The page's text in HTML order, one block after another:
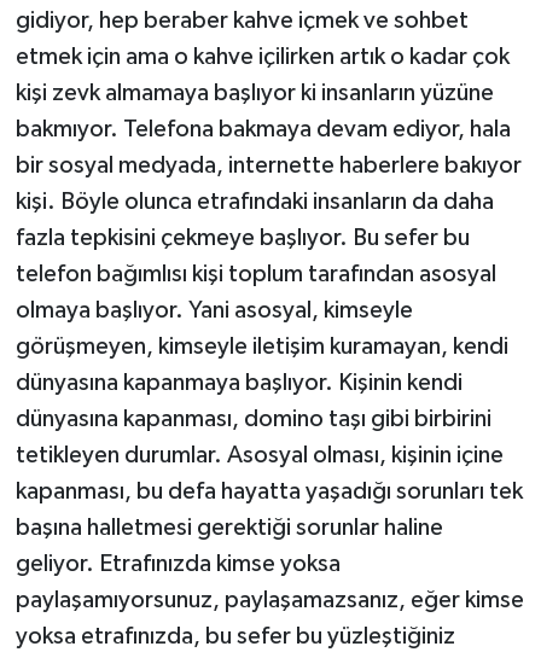
gidiyor, hep beraber kahve içmek ve sohbet
etmek için ama o kahve içilirken artık o kadar çok
kişi zevk almamaya başlıyor ki insanların yüzüne
bakmıyor. Telefona bakmaya devam ediyor, hala
bir sosyal medyada, internette haberlere bakıyor
kişi. Böyle olunca etrafındaki insanların da daha
fazla tepkisini çekmeye başlıyor. Bu sefer bu
telefon bağımlısı kişi toplum tarafından asosyal
olmaya başlıyor. Yani asosyal, kimseyle
görüşmeyen, kimseyle iletişim kuramayan, kendi
dünyasına kapanmaya başlıyor. Kişinin kendi
dünyasına kapanması, domino taşı gibi birbirini
tetikleyen durumlar. Asosyal olması, kişinin içine
kapanması, bu defa hayatta yaşadığı sorunları tek
başına halletmesi gerektiği sorunlar haline
geliyor. Etrafınızda kimse yoksa
paylaşamıyorsunuz, paylaşamazsanız, eğer kimse
yoksa etrafınızda, bu sefer bu yüzleştiğiniz